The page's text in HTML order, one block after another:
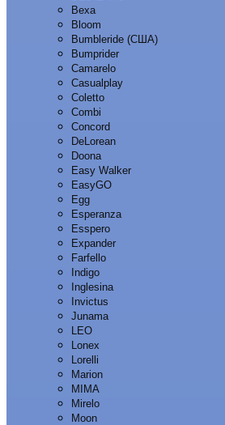
Bexa
Bloom
Bumbleride (США)
Bumprider
Camarelo
Casualplay
Coletto
Combi
Concord
DeLorean
Doona
Easy Walker
EasyGO
Egg
Esperanza
Esspero
Expander
Farfello
Indigo
Inglesina
Invictus
Junama
LEO
Lonex
Lorelli
Marion
MIMA
Mirelo
Moon